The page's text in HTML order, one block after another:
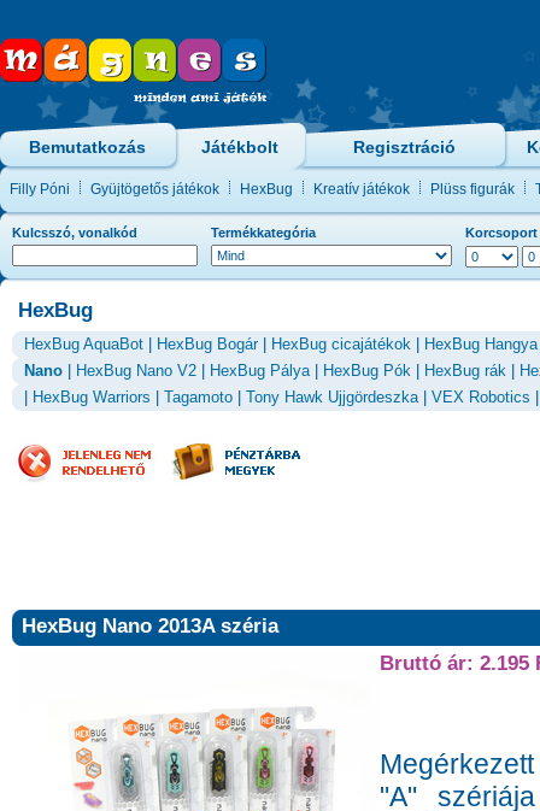
Bemutatkozás Játékbolt Regisztráció
Filly Póni Gyüjtögetős játékok HexBug Kreatív játékok Plüss figurák
Kulcsszó, vonalkód Termékkategória Korcsoport
HexBug
HexBug AquaBot HexBug Bogár| HexBug cicajátékok HexBug Hangya
Nano
HexBug Nano V2 HexBug Pálya| HexBug Pók HexBug rák
HexBug Warriors Tagamoto Tony Hawk Ujjgördeszka| VEX Robotics
HexBug Nano 2013A széria
Bruttó ár: 2.195
"A"